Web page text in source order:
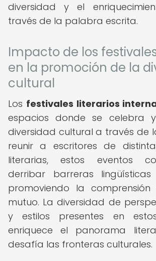
diversidad y el
través de la palabra escrita.
Impacto de los
en la promoción de la
cultural
Los festivales literarios
espacios donde se celebra
diversidad cultural a través de
reunir a escritores de
literarias, estos eventos
derribar barreras
promoviendo la
mutuo. La diversidad de
y estilos presentes en
enriquece el panorama
desafía las fronteras culturales.